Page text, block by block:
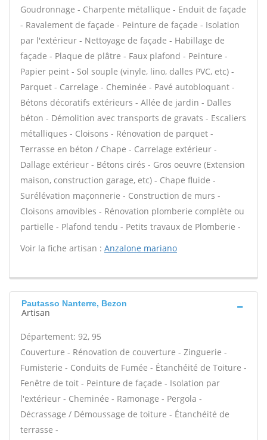
Goudronnage - Charpente métallique - Enduit de façade
- Ravalement de façade - Peinture de façade - Isolation
par l'extérieur - Nettoyage de façade - Habillage de
façade - Plaque de plâtre - Faux plafond - Peinture -
Papier peint - Sol souple (vinyle, lino, dalles PVC, etc) -
Parquet - Carrelage - Cheminée - Pavé autobloquant -
Bétons décoratifs extérieurs - Allée de jardin - Dalles
béton - Démolition avec transports de gravats - Escaliers
métalliques - Cloisons - Rénovation de parquet -
Terrasse en béton / Chape - Carrelage extérieur -
Dallage extérieur - Bétons cirés - Gros oeuvre (Extension
maison, construction garage, etc) - Chape fluide -
Surélévation maçonnerie - Construction de murs -
Cloisons amovibles - Rénovation plomberie complète ou
partielle - Plafond tendu - Petits travaux de Plomberie -
Voir la fiche artisan : Anzalone mariano
Pautasso Nanterre, Bezon
Artisan
Département: 92, 95
Couverture - Rénovation de couverture - Zinguerie -
Fumisterie - Conduits de Fumée - Étanchéité de Toiture -
Fenêtre de toit - Peinture de façade - Isolation par
l'extérieur - Cheminée - Ramonage - Pergola -
Décrassage / Démoussage de toiture - Étanchéité de
terrasse -